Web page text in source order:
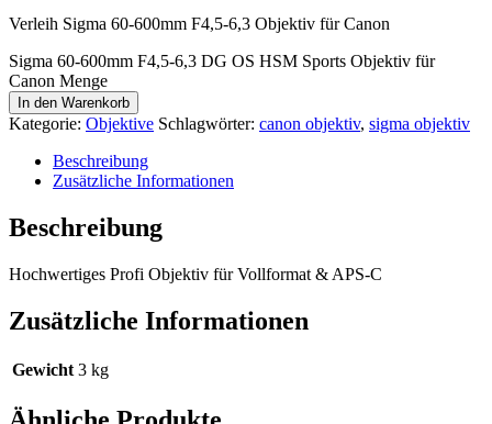
Verleih Sigma 60-600mm F4,5-6,3 Objektiv für Canon
Sigma 60-600mm F4,5-6,3 DG OS HSM Sports Objektiv für
Canon Menge
In den Warenkorb
Kategorie: Objektive Schlagwörter: canon objektiv, sigma objektiv
Beschreibung
Zusätzliche Informationen
Beschreibung
Hochwertiges Profi Objektiv für Vollformat & APS-C
Zusätzliche Informationen
Gewicht 3 kg